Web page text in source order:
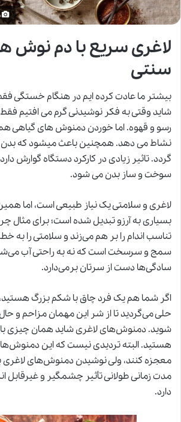
لاغری سریع با دم نوش
سنتی
بیشتر ما عادت کرده ایم در هنگام خستگی
شاید وقتی به فکر نوشیدنی گرم می افتیم
رسو و قهوه. اما خوردن دمنوش های گیاهی
نشاط می دهد. همچنین باعث میشود که بدن
گردد. تاثیر زیادی در کارکرد دستگاه گوارش
سوخت و ساز بدن می شود.
لاغری و سلامتی یک نیاز طبیعی است، اما
بسیاری به آرزو تبدیل شده است؛ برای مثال
تناسب اندام را بر هم می‌زند و سلامتی را به
سمج و سرسخت است که نه به راحتی آب
سادگی‌ها دست از سرتان برمی‌دارد.
اگر شما هم یک فرد چاق با شکم بزرگ هستید،
حلی می‌گردید تا از شر این مهمان مزاحم و
شوید.دمنوش‌های لاغریشاید همان چیزی
هستید. البته تردیدی نیست که این دمنوش‌ها
معجزه کنند، ولی نوشیدن دمنوش‌های لاغری
مدت زمانی طولانی تأثیر چشمگیر و غیرقابل
دارد.